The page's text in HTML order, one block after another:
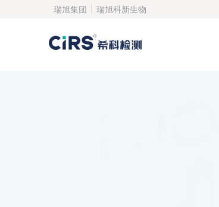
瑞旭集团 瑞旭科新生物